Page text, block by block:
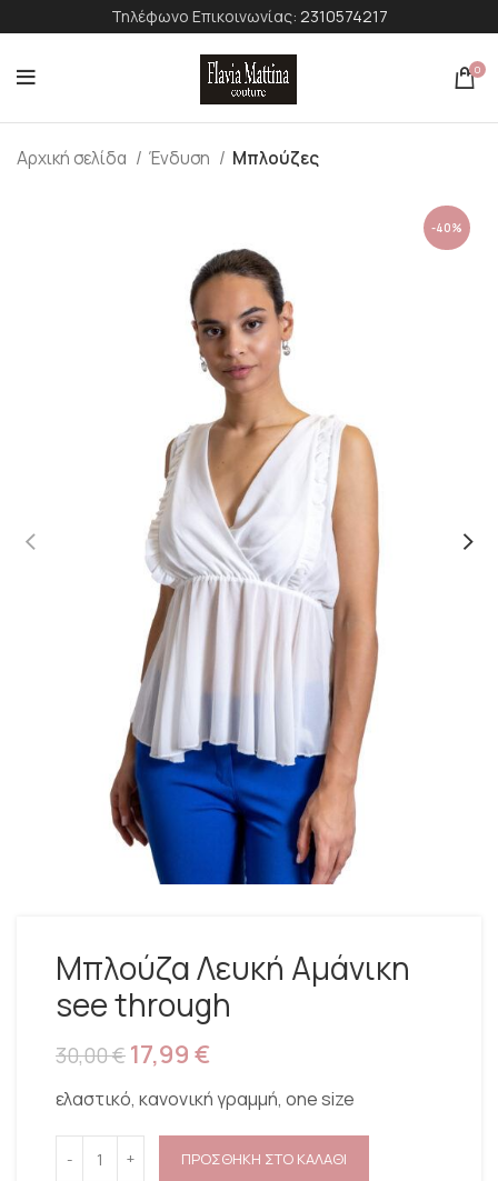
Τηλέφωνο Επικοινωνίας: 2310574217
0
Αρχική σελίδα Ένδυση Μπλούζες
-40%
Μπλούζα Λευκή Αμάνικη
see through
30,00€17,99 €
ελαστικό, κανονική γραμμή, one size
ΠΡΟΣΘΗΚΗ ΣΤΟ ΚΑΛΑΘΙ